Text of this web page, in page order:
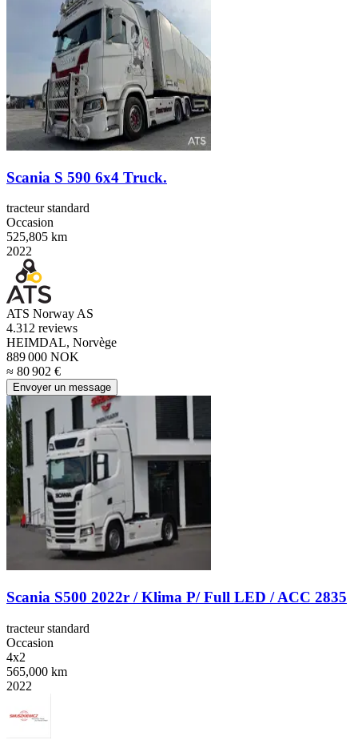
Scania S 590 6x4 Truck.
tracteur standard
Occasion
525,805 km
2022
ATS Norway AS
4.312 reviews
HEIMDAL, Norvège
889 000 NOK
≈ 80 902 €
Envoyer un message
Scania S500 2022r / Klima P/ Full LED / ACC 2835
tracteur standard
Occasion
4x2
565,000 km
2022